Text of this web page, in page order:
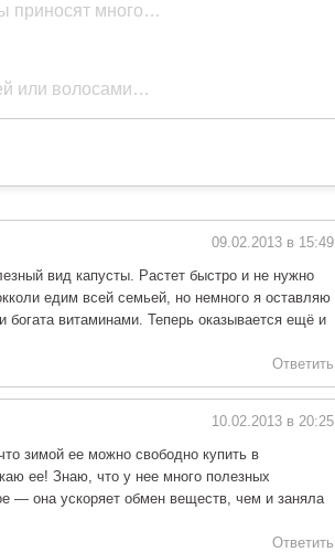
приносят много…
или волосами…
09.02.2013 в 15:49
вид капусты. Растет быстро и не нужно
едим всей семьей, но немного я оставляю
богата витаминами. Теперь оказывается ещё и
Ответить
10.02.2013 в 20:25
зимой ее можно свободно купить в
ее! Знаю, что у нее много полезных
— она ускоряет обмен веществ, чем и заняла
Ответить